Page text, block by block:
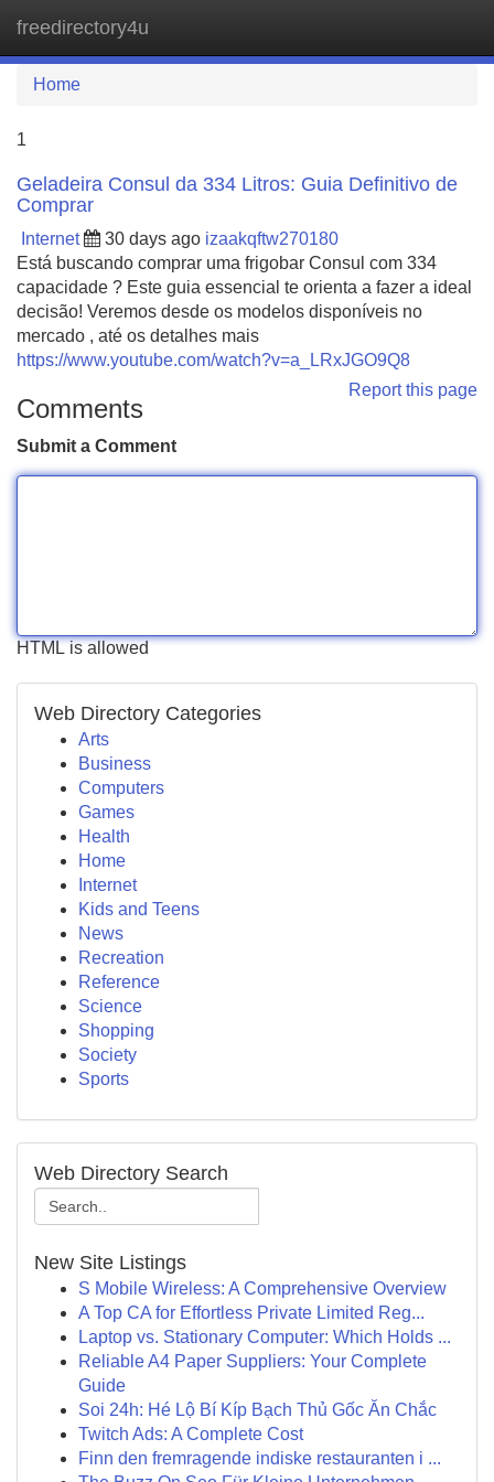
freedirectory4u
Home
1
Geladeira Consul da 334 Litros: Guia Definitivo de
Comprar
Internet 30 days ago izaakqftw270180
Está buscando comprar uma frigobar Consul com 334
capacidade ? Este guia essencial te orienta a fazer a ideal
decisão! Veremos desde os modelos disponíveis no
mercado , até os detalhes mais
https://www.youtube.com/watch?v=a_LRxJGO9Q8
Report this page
Comments
Submit a Comment
HTML is allowed
Web Directory Categories
Arts
Business
Computers
Games
Health
Home
Internet
Kids and Teens
News
Recreation
Reference
Science
Shopping
Society
Sports
Web Directory Search
New Site Listings
S Mobile Wireless: A Comprehensive Overview
A Top CA for Effortless Private Limited Reg...
Laptop vs. Stationary Computer: Which Holds ...
Reliable A4 Paper Suppliers: Your Complete
Guide
Soi 24h: Hé Lộ Bí Kíp Bạch Thủ Gốc Ăn Chắc
Twitch Ads: A Complete Cost
Finn den fremragende indiske restauranten i ...